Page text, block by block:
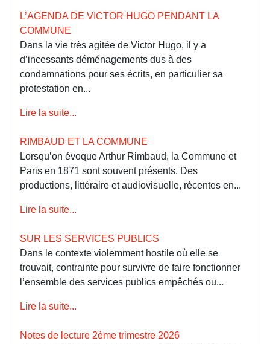
L’AGENDA DE VICTOR HUGO PENDANT LA
COMMUNE
Dans la vie très agitée de Victor Hugo, il y a
d’incessants déménagements dus à des
condamnations pour ses écrits, en particulier sa
protestation en...
Lire la suite...
RIMBAUD ET LA COMMUNE
Lorsqu’on évoque Arthur Rimbaud, la Commune et
Paris en 1871 sont souvent présents. Des
productions, littéraire et audiovisuelle, récentes en...
Lire la suite...
SUR LES SERVICES PUBLICS
Dans le contexte violemment hostile où elle se
trouvait, contrainte pour survivre de faire fonctionner
l’ensemble des services publics empêchés ou...
Lire la suite...
Notes de lecture 2ème trimestre 2026